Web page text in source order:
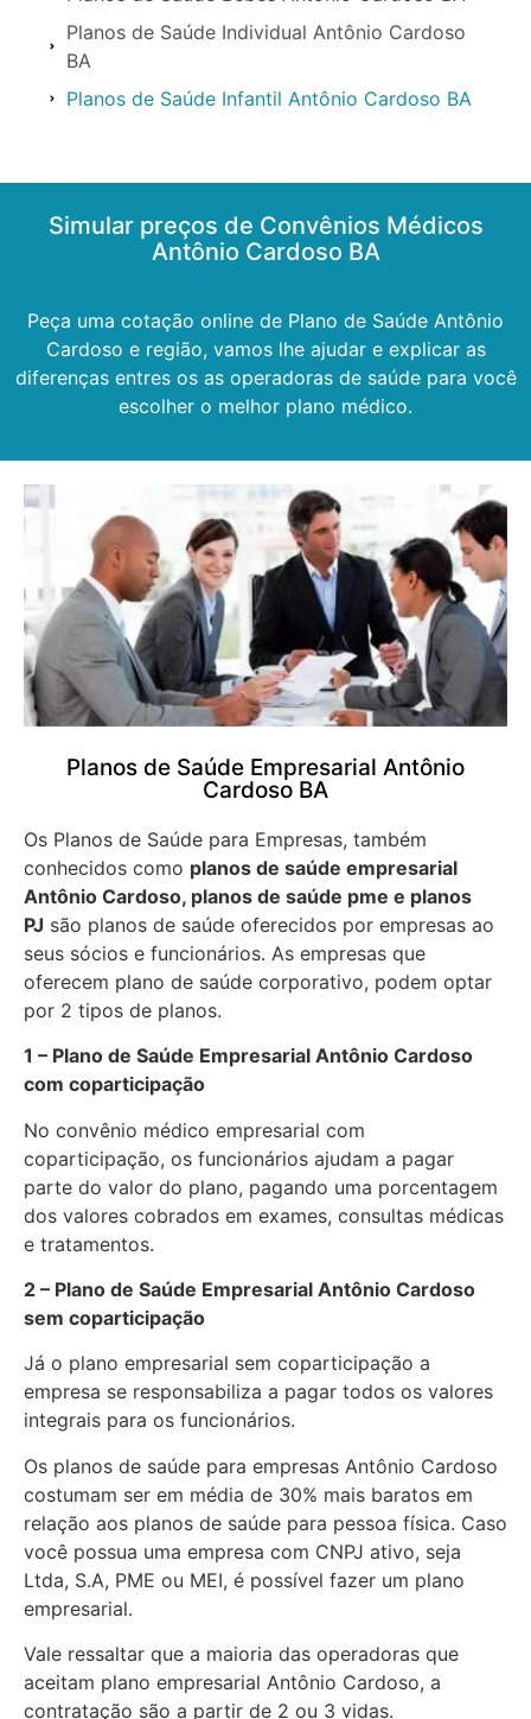
Planos de Saúde Individual Antônio Cardoso
BA
Planos de Saúde Infantil Antônio Cardoso BA
Simular preços de Convênios Médicos
Antônio Cardoso BA
Peça uma cotação online de Plano de Saúde Antônio
Cardoso e região, vamos lhe ajudar e explicar as
diferenças entres os as operadoras de saúde para você
escolher o melhor plano médico.
Planos de Saúde Empresarial Antônio
Cardoso BA
Os Planos de Saúde para Empresas, também
conhecidos como planos de saúde empresarial
Antônio Cardoso, planos de saúde pme e planos
PJ são planos de saúde oferecidos por empresas ao
seus sócios e funcionários. As empresas que
oferecem plano de saúde corporativo, podem optar
por 2 tipos de planos.
1 – Plano de Saúde Empresarial Antônio Cardoso
com coparticipação
No convênio médico empresarial com
coparticipação, os funcionários ajudam a pagar
parte do valor do plano, pagando uma porcentagem
dos valores cobrados em exames, consultas médicas
e tratamentos.
2 – Plano de Saúde Empresarial Antônio Cardoso
sem coparticipação
Já o plano empresarial sem coparticipação a
empresa se responsabiliza a pagar todos os valores
integrais para os funcionários.
Os planos de saúde para empresas Antônio Cardoso
costumam ser em média de 30% mais baratos em
relação aos planos de saúde para pessoa física. Caso
você possua uma empresa com CNPJ ativo, seja
Ltda, S.A, PME ou MEI, é possível fazer um plano
empresarial.
Vale ressaltar que a maioria das operadoras que
aceitam plano empresarial Antônio Cardoso, a
contratação são a partir de 2 ou 3 vidas.